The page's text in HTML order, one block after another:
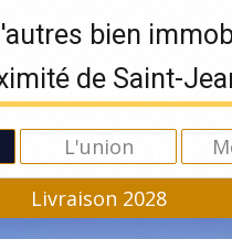
bien
de Saint-
L'union
Livraison 2028